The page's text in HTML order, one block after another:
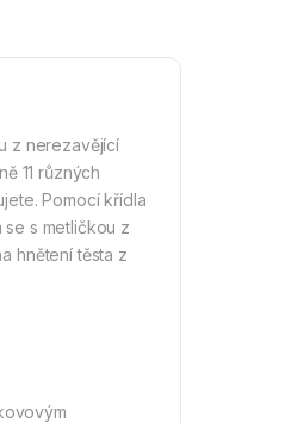
z nerezavějící
11 různých
Pomocí křídla
s metličkou z
hnětení těsta z